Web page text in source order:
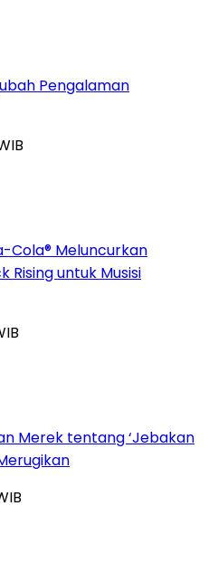
Pengalaman
Cola® Meluncurkan
Rising untuk Musisi
Merek tentang ‘Jebakan